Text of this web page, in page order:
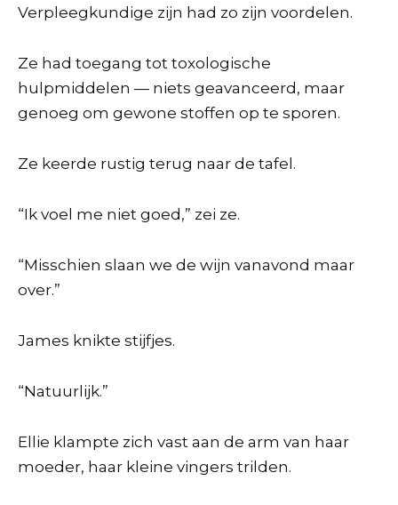
Verpleegkundige zijn had zo zijn voordelen.
Ze had toegang tot toxologische
hulpmiddelen — niets geavanceerd, maar
genoeg om gewone stoffen op te sporen.
Ze keerde rustig terug naar de tafel.
“Ik voel me niet goed,” zei ze.
“Misschien slaan we de wijn vanavond maar
over.”
James knikte stijfjes.
“Natuurlijk.”
Ellie klampte zich vast aan de arm van haar
moeder, haar kleine vingers trilden.